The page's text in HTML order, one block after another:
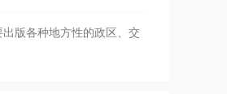
版各种地方性的政区、交